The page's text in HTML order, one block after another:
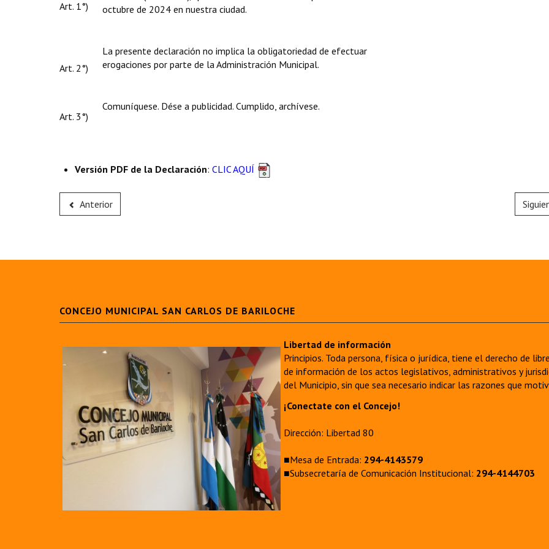
Art. 1°)
octubre de 2024 en nuestra ciudad.
Art. 2°)
La presente declaración no implica la obligatoriedad de efectuar
erogaciones por parte de la Administración Municipal.
Art. 3°)
Comuníquese. Dése a publicidad. Cumplido, archívese.
Versión PDF de la Declaración: CLIC AQUÍ
Anterior
CONCEJO MUNICIPAL SAN CARLOS DE BARILOCHE
Libertad de información
Principios. Toda persona, física o jurídica, tiene el derecho de
de información de los actos legislativos, administrativos y
del Municipio, sin que sea necesario indicar las razones que
¡Conectate con el Concejo!
Dirección: Libertad 80
■Mesa de Entrada: 294-4143579
■Subsecretaría de Comunicación Institucional: 294-4144703